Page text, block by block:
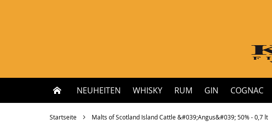
NEUHEITEN WHISKY RUM GIN COGNAC
Startseite Malts of Scotland Island Cattle &#039;Angus&#039; 50% - 0,7 lt